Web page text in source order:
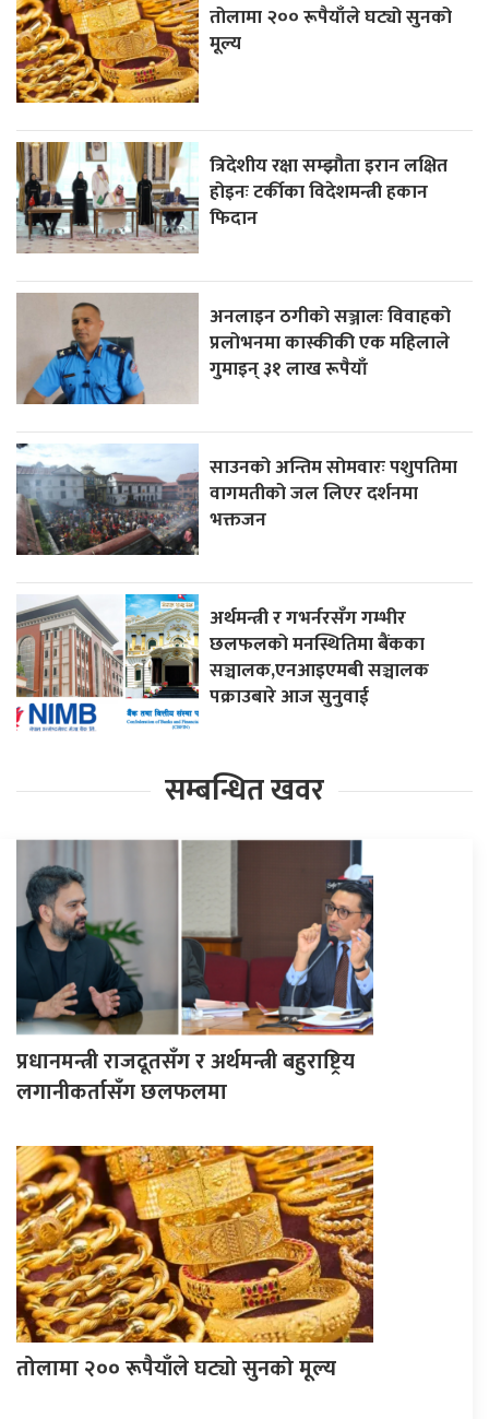
तोलामा २०० रूपैयाँले घट्यो सुनको
मूल्य
त्रिदेशीय रक्षा सम्झौता इरान लक्षित
होइनः टर्कीका विदेशमन्त्री हकान
फिदान
अनलाइन ठगीको सञ्जालः विवाहको
प्रलोभनमा कास्कीकी एक महिलाले
गुमाइन् ३१ लाख रूपैयाँ
साउनको अन्तिम सोमवारः पशुपतिमा
वागमतीको जल लिएर दर्शनमा
भक्तजन
अर्थमन्त्री र गभर्नरसँग गम्भीर
छलफलको मनस्थितिमा बैंकका
सञ्चालक,एनआइएमबी सञ्चालक
पक्राउबारे आज सुनुवाई
सम्बन्धित खवर
प्रधानमन्त्री राजदूतसँग र अर्थमन्त्री बहुराष्ट्रिय
लगानीकर्तासँग छलफलमा
तोलामा २०० रूपैयाँले घट्यो सुनको मूल्य